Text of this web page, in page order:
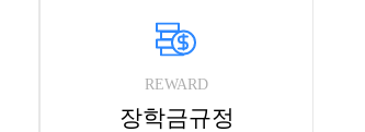
REWARD
장학금규정